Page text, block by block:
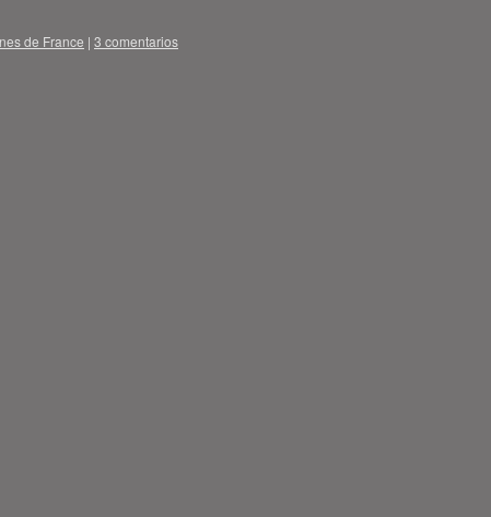
de France | 3 comentarios